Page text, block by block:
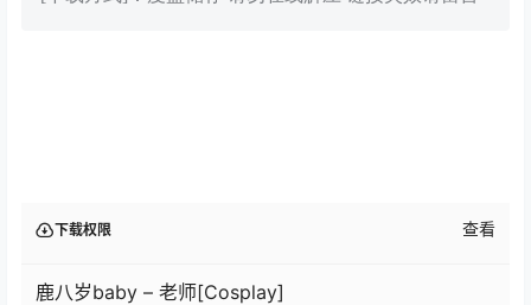
下载权限 查看
鹿八岁baby – 老师[Cosplay]